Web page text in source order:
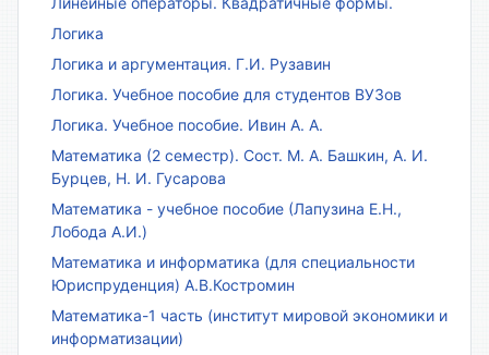
Логика
Логика и аргументация. Г.И. Рузавин
Логика. Учебное пособие для студентов ВУЗов
Логика. Учебное пособие. Ивин А. А.
Математика (2 семестр). Сост. М. А. Башкин, А. И.
Бурцев, Н. И. Гусарова
Математика - учебное пособие (Лапузина Е.Н.,
Лобода А.И.)
Математика и информатика (для специальности
Юриспруденция) А.В.Костромин
Математика-1 часть (институт мировой экономики и
информатизации)